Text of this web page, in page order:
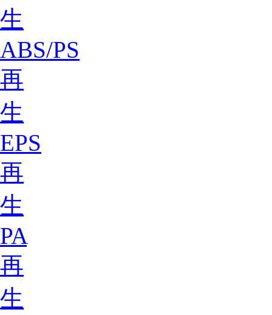
生
ABS/PS
再
生
EPS
再
生
PA
再
生